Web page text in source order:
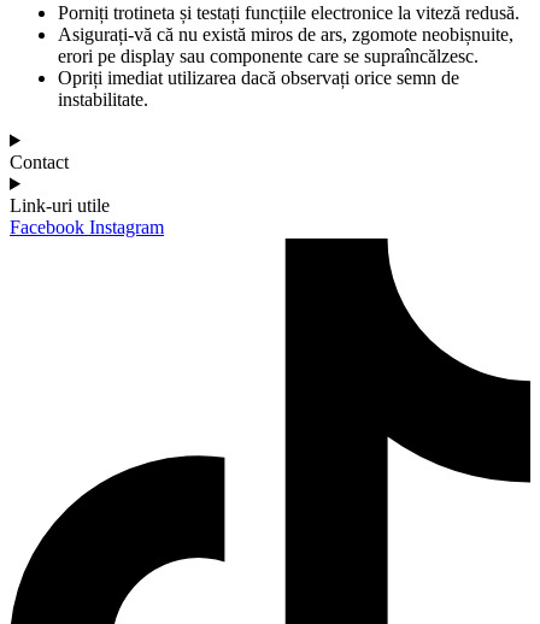
Porniți trotineta și testați funcțiile electronice la viteză redusă.
Asigurați-vă că nu există miros de ars, zgomote neobișnuite,
erori pe display sau componente care se supraîncălzesc.
Opriți imediat utilizarea dacă observați orice semn de
instabilitate.
Contact
Link-uri utile
Facebook Instagram